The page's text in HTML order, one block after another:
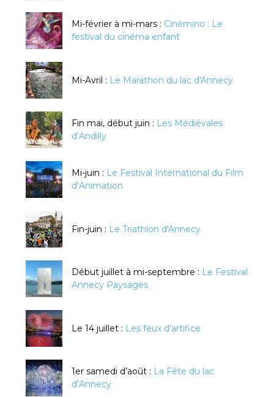
Mi-février à mi-mars : Cinémino : Le
festival du cinéma enfant
Mi-Avril : Le Marathon du lac d'Annecy
Fin mai, début juin : Les Médiévales
d’Andilly
Mi-juin : Le Festival International du Film
d’Animation
Fin-juin : Le Triathlon d'Annecy
Début juillet à mi-septembre : Le Festival
Annecy Paysages
Le 14 juillet : Les feux d’artifice
1er samedi d’août : La Fête du lac
d’Annecy